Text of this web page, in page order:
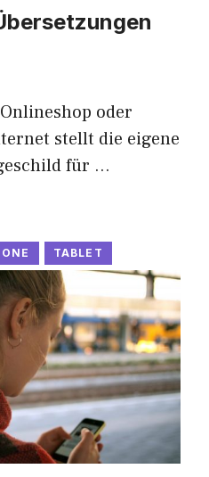
oder
stellt die eigene
für …
TABLET